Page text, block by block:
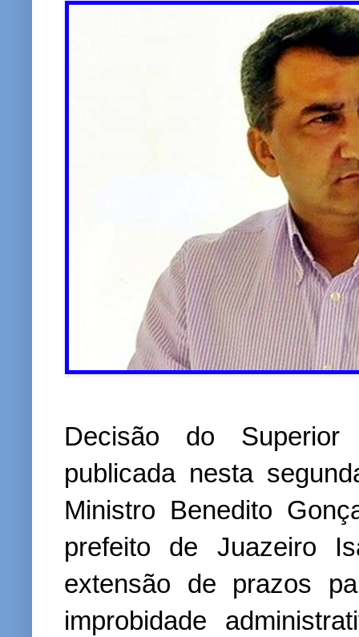
Decisão do
publicada nesta
Ministro Benedito
prefeito de Juazeiro
extensão de prazos
improbidade